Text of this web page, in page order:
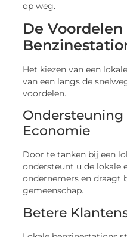
op weg.
De
Het kiezen van een
van een langs de
voordelen.
Ondersteuning
Economie
Door te tanken bij een
ondersteunt u de lokale
ondernemers en draagt
gemeenschap.
Betere